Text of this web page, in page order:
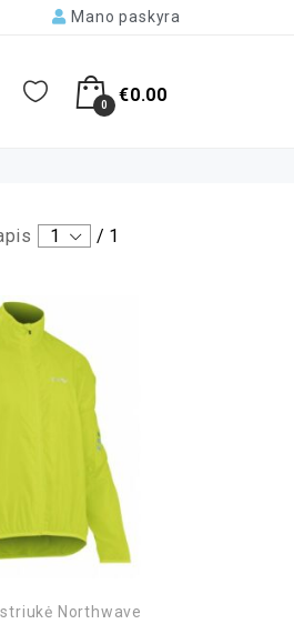
Mano paskyra
0 €0.00
1 / 1
Northwave